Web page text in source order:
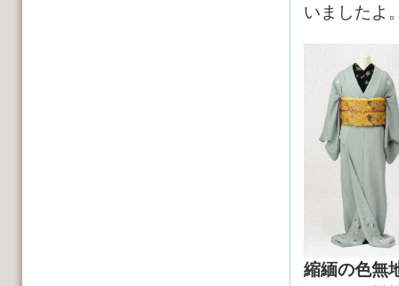
いましたよ
縮緬の色無